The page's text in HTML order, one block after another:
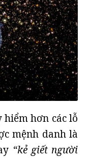
hiểm hơn các lỗ
mệnh danh là
“kẻ giết người